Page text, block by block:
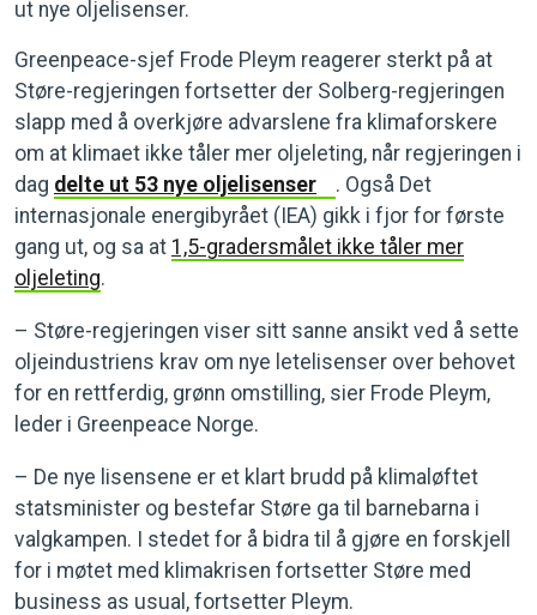
ut nye oljelisenser.
Greenpeace-sjef Frode Pleym reagerer sterkt på at
Støre-regjeringen fortsetter der Solberg-regjeringen
slapp med å overkjøre advarslene fra klimaforskere
om at klimaet ikke tåler mer oljeleting, når regjeringen i
dag delte ut 53 nye oljelisenser
. Også Det
internasjonale energibyrået (IEA) gikk i fjor for første
gang ut, og sa at 1,5-gradersmålet ikke tåler mer
oljeleting.
– Støre-regjeringen viser sitt sanne ansikt ved å sette
oljeindustriens krav om nye letelisenser over behovet
for en rettferdig, grønn omstilling, sier Frode Pleym,
leder i Greenpeace Norge.
– De nye lisensene er et klart brudd på klimaløftet
statsminister og bestefar Støre ga til barnebarna i
valgkampen. I stedet for å bidra til å gjøre en forskjell
for i møtet med klimakrisen fortsetter Støre med
business as usual, fortsetter Pleym.